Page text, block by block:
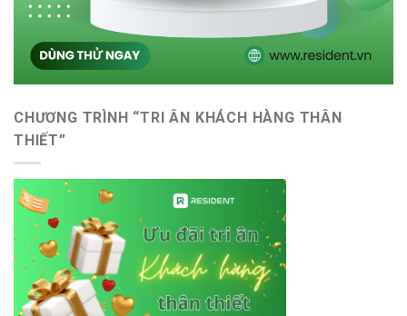
CHƯƠNG TRÌNH “TRI ÂN KHÁCH HÀNG THÂN
THIẾT”